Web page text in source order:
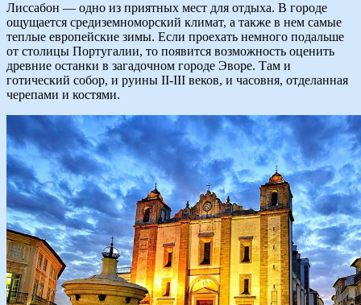
Лиссабон — одно из приятных мест для отдыха. В городе
ощущается средиземноморский климат, а также в нем самые
теплые европейские зимы. Если проехать немного подальше
от столицы Португалии, то появится возможность оценить
древние останки в загадочном городе Эворе. Там и
готический собор, и руины II-III веков, и часовня, отделанная
черепами и костями.